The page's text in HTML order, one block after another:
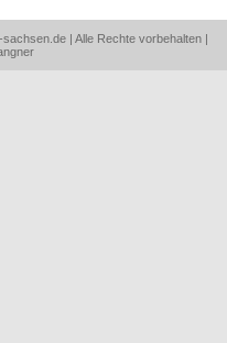
| Alle Rechte vorbehalten |